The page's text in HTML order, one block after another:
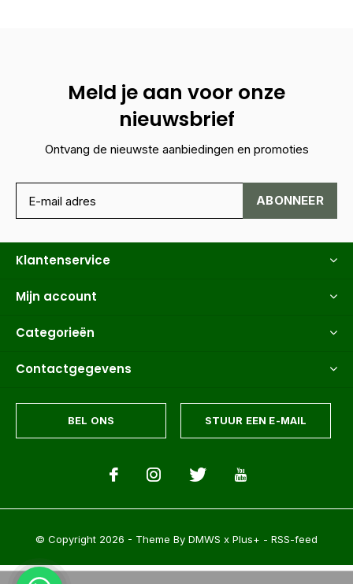
Meld je aan voor onze
nieuwsbrief
Ontvang de nieuwste aanbiedingen en promoties
ABONNEER
Klantenservice
Mijn account
Categorieën
Contactgegevens
BEL ONS STUUR EEN E-MAIL
© Copyright 2026 - Theme By DMWS x Plus+ - RSS-feed